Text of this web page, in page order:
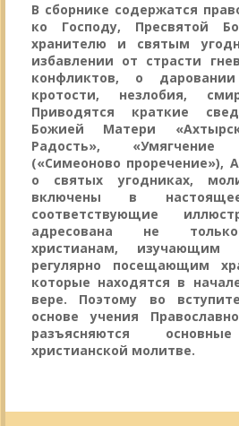
В сборнике содержатся
ко Господу, Пресвятой
хранителю и святым
избавлении от страсти
конфликтов, о
кротости, незлобия,
Приводятся краткие
Божией Матери
Радость»,
(«Симеоново проречение»),
о святых угодниках,
включены в
соответствующие
адресована не
христианам,
регулярно посещающим
которые находятся в
вере. Поэтому во
основе учения
разъясняются
христианской молитве.